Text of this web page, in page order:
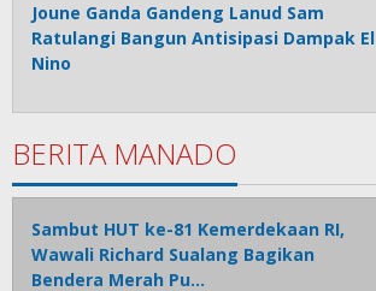
Joune Ganda Gandeng Lanud Sam
Ratulangi Bangun Antisipasi Dampak El
Nino
BERITA MANADO
Sambut HUT ke-81 Kemerdekaan RI,
Wawali Richard Sualang Bagikan
Bendera Merah Pu…